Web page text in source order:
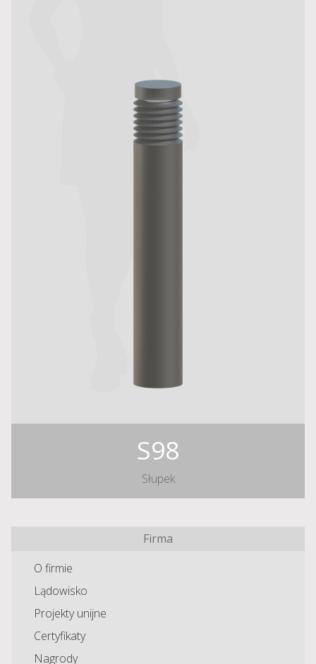
S98
Słupek
Firma
O firmie
Lądowisko
Projekty unijne
Certyfikaty
Nagrody